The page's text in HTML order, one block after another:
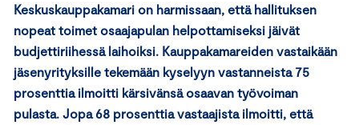
Keskuskauppakamari on harmissaan, että hallituksen
nopeat toimet osaajapulan helpottamiseksi jäivät
budjettiriihessä laihoiksi. Kauppakamareiden vastaikään
jäsenyrityksille tekemään kyselyyn vastanneista 75
prosenttia ilmoitti kärsivänsä osaavan työvoiman
pulasta. Jopa 68 prosenttia vastaajista ilmoitti, että